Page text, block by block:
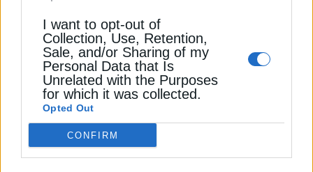
I want to opt-out of
Collection, Use, Retention,
Sale, and/or Sharing of my
Personal Data that Is
Unrelated with the Purposes
for which it was collected.
Opted Out
CONFIRM
ΔΕΊΤΕ ΕΠΊΣΗΣ